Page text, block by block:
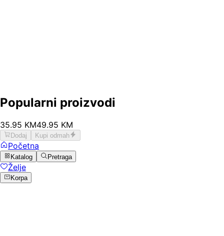
Popularni proizvodi
35.95 KM49.95 KM
Dodaj Kupi odmah
Početna
Katalog Pretraga
Želje
Korpa